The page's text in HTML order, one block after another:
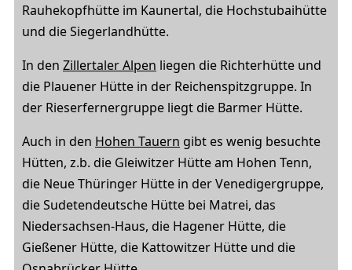
Rauhekopfhütte im Kaunertal, die Hochstubaihütte
und die Siegerlandhütte.
In den Zillertaler Alpen liegen die Richterhütte und
die Plauener Hütte in der Reichenspitzgruppe. In
der Rieserfernergruppe liegt die Barmer Hütte.
Auch in den Hohen Tauern gibt es wenig besuchte
Hütten, z.b. die Gleiwitzer Hütte am Hohen Tenn,
die Neue Thüringer Hütte in der Venedigergruppe,
die Sudetendeutsche Hütte bei Matrei, das
Niedersachsen-Haus, die Hagener Hütte, die
Gießener Hütte, die Kattowitzer Hütte und die